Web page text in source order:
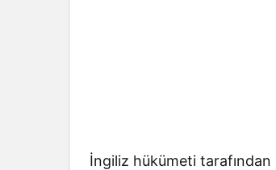
İngiliz hükümeti tarafından